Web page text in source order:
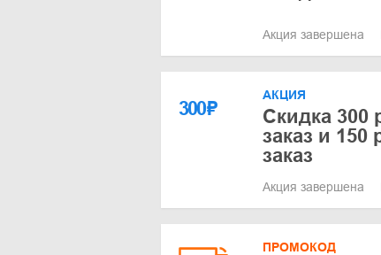
Акция завершена
300₽
АКЦИЯ
Скидка 300
заказ и 150
заказ
Акция завершена
ПРОМОКОД